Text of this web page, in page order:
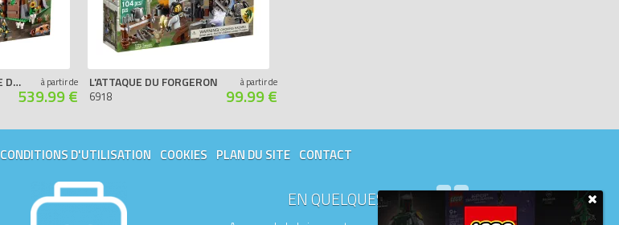
L'ATTAQUE DU VILLAGE DU MOULIN à partir de
539.99 €
L'ATTAQUE DU FORGERON
6918
à partir de
99.99 €
CONDITIONS D'UTILISATION COOKIES PLAN DU SITE CONTACT
EN QUELQUES MOTS